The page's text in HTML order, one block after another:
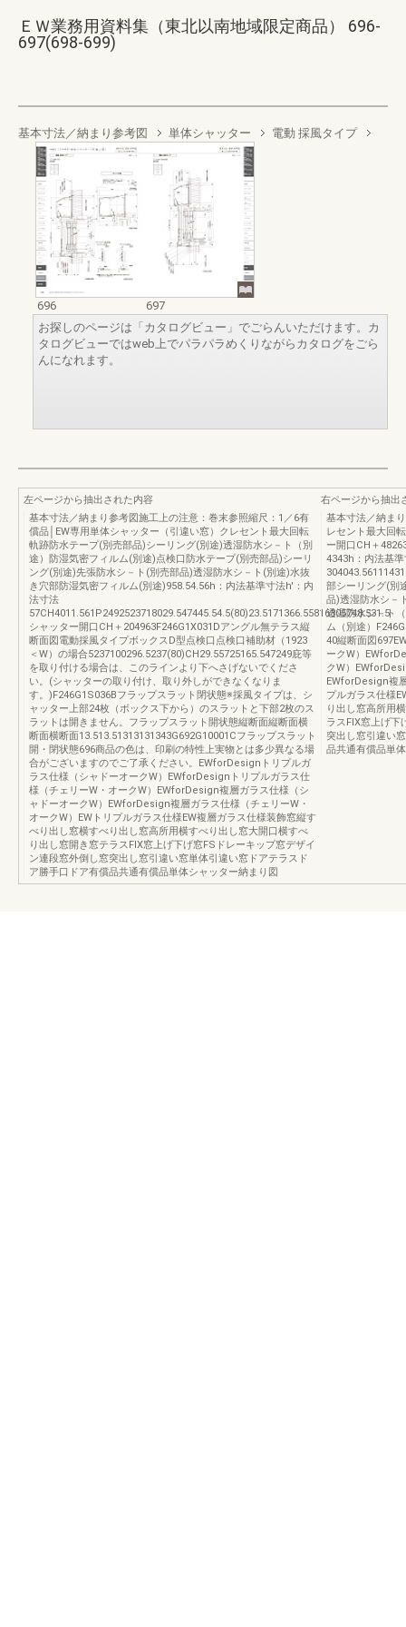
ＥＷ業務用資料集（東北以南地域限定商品） 696-
697(698-699)
基本寸法／納まり参考図 単体シャッター 電動 採風タイプ
696
697
お探しのページは「カタログビュー」でごらんいただけます。カ
タログビューではweb上でパラパラめくりながらカタログをごら
んになれます。
左ページから抽出された内容
基本寸法／納まり参考図施工上の注意：巻末参照縮尺：1／6有
償品│EW専用単体シャッター（引違い窓）クレセント最大回転
軌跡防水テープ(別売部品)シーリング(別途)透湿防水シ－ト（別
途）防湿気密フィルム(別途)点検口防水テープ(別売部品)シーリ
ング(別途)先張防水シ－ト(別売部品)透湿防水シ－ト(別途)水抜
き穴部防湿気密フィルム(別途)958.54.56h：内法基準寸法h'：内
法寸法
57CH4011.561P2492523718029.547445.54.5(80)23.5171366.55816305748.531.5
シャッター開口CH＋204963F246G1X031Dアングル無テラス縦
断面図電動採風タイプボックスD型点検口点検口補助材（1923
＜W）の場合5237100296.5237(80)CH29.55725165.547249庇等
を取り付ける場合は、このラインより下へさげないでくださ
い。(シャッターの取り付け、取り外しができなくなりま
す。)F246G1S036Bフラップスラット閉状態※採風タイプは、シ
ャッター上部24枚（ボックス下から）のスラットと下部2枚のス
ラットは開きません。フラップスラット開状態縦断面縦断面横
断面横断面13.513.51313131343G692G10001Cフラップスラット
開・閉状態696商品の色は、印刷の特性上実物とは多少異なる場
合がございますのでご了承ください。EWforDesignトリプルガ
ラス仕様（シャドーオークW）EWforDesignトリプルガラス仕
様（チェリーW・オークW）EWforDesign複層ガラス仕様（シ
ャドーオークW）EWforDesign複層ガラス仕様（チェリーW・
オークW）EWトリプルガラス仕様EW複層ガラス仕様装飾窓縦す
べり出し窓横すべり出し窓高所用横すべり出し窓大開口横すべ
り出し窓開き窓テラスFIX窓上げ下げ窓FSドレーキップ窓デザイ
ン連段窓外倒し窓突出し窓引違い窓単体引違い窓ドアテラスド
ア勝手口ドア有償品共通有償品単体シャッター納まり図
右ページから抽出
基本寸法／納ま
レセント最大回
ー開口CH＋
4343h：内法基
部シーリング(別
品)透湿防水シ－
透湿防水シ－ト
ム（別途）
40縦断面図
ークW）
クW）
EWforDesign複
プルガラス仕様
り出し窓高所用
ラスFIX窓上げ下
突出し窓引違い
品共通有償品単